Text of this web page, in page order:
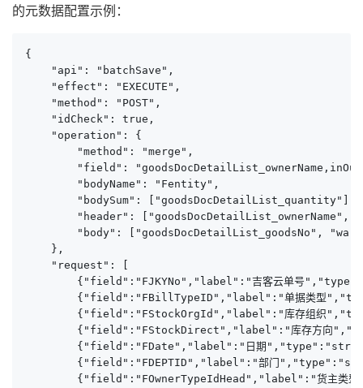
的元数据配置示例：
{
    "api": "batchSave",
    "effect": "EXECUTE",
    "method": "POST",
    "idCheck": true,
    "operation": {
        "method": "merge",
"field":
        "bodyName": "Fentity",
        "bodySum": ["goodsDocDetailList_quantity"],
"header": ["goodsDocDetailList_ownerName",
"body": ["goodsDocDetailList_goodsNo",
    },
    "request": [
{"field":"FJKYNo","label":"吉客云单号
{"field":"FBillTypeID","label":"单据类型
{"field":"FStockOrgId","label":"库存组织
{"field":"FStockDirect","label":"库存方向
{"field":"FDate","label":"日期
{"field":"FDEPTID","label":"部门
{"field":"FOwnerTypeIdHead","label":"货主类